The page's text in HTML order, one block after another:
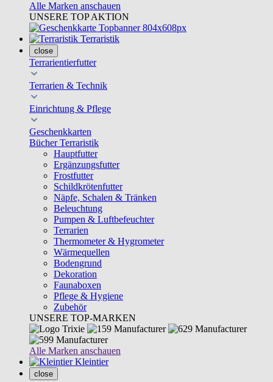
Alle Marken anschauen
UNSERE TOP AKTION
Terraristik
close
Terrarientierfutter
Terrarien & Technik
Einrichtung & Pflege
Geschenkkarten
Bücher Terraristik
Hauptfutter
Ergänzungsfutter
Frostfutter
Schildkrötenfutter
Näpfe, Schalen & Tränken
Beleuchtung
Pumpen & Luftbefeuchter
Terrarien
Thermometer & Hygrometer
Wärmequellen
Bodengrund
Dekoration
Faunaboxen
Pflege & Hygiene
Zubehör
UNSERE TOP-MARKEN
Alle Marken anschauen
Kleintier
close